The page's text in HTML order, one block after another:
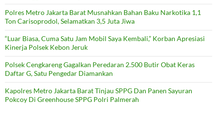
Polres Metro Jakarta Barat Musnahkan Bahan Baku Narkotika 1,1
Ton Carisoprodol, Selamatkan 3,5 Juta Jiwa
“Luar Biasa, Cuma Satu Jam Mobil Saya Kembali,” Korban Apresiasi
Kinerja Polsek Kebon Jeruk
Polsek Cengkareng Gagalkan Peredaran 2.500 Butir Obat Keras
Daftar G, Satu Pengedar Diamankan
Kapolres Metro Jakarta Barat Tinjau SPPG Dan Panen Sayuran
Pokcoy Di Greenhouse SPPG Polri Palmerah